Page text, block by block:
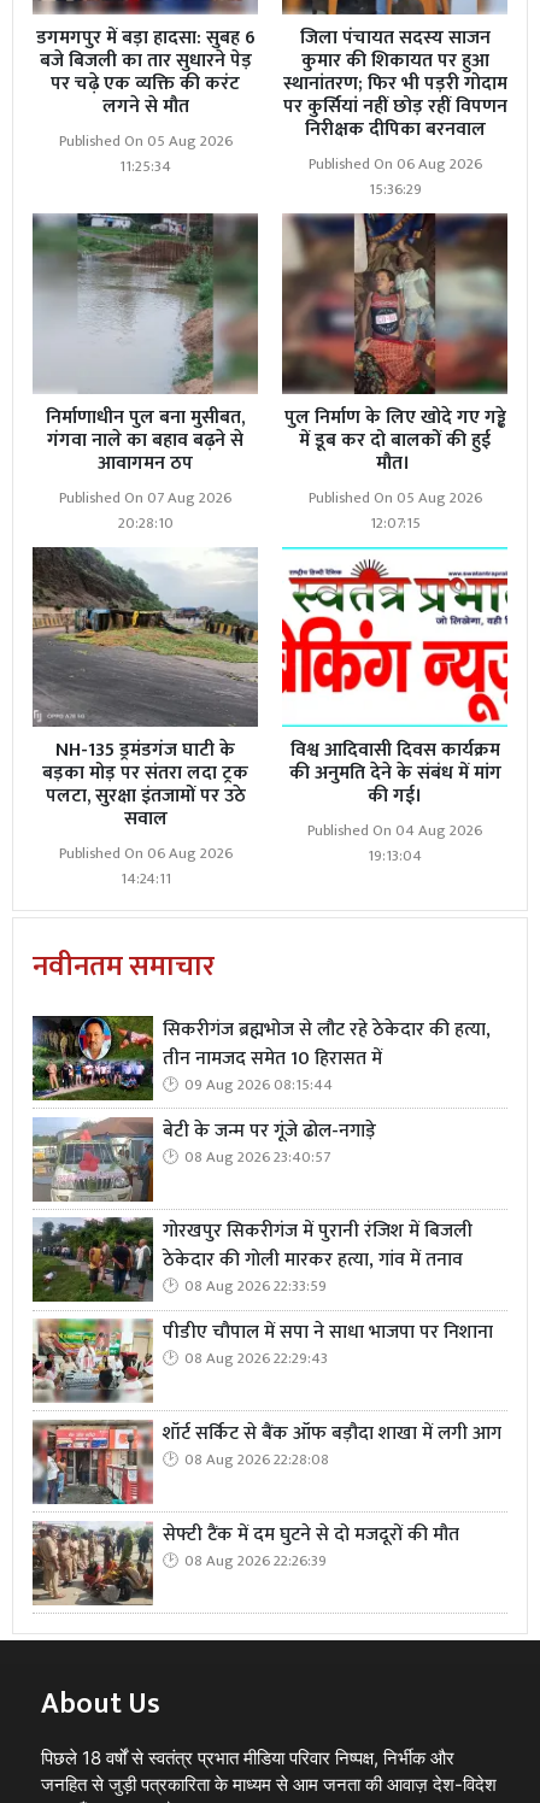
डगमगपुर में बड़ा हादसा: सुबह 6
बजे बिजली का तार सुधारने पेड़
पर चढ़े एक व्यक्ति की करंट
लगने से मौत
Published On 05 Aug 2026
11:25:34
जिला पंचायत सदस्य साजन
कुमार की शिकायत पर हुआ
स्थानांतरण; फिर भी पड़री गोदाम
पर कुर्सियां नहीं छोड़ रहीं विपणन
निरीक्षक दीपिका बरनवाल
Published On 06 Aug 2026
15:36:29
निर्माणाधीन पुल बना मुसीबत,
गंगवा नाले का बहाव बढ़ने से
आवागमन ठप
Published On 07 Aug 2026
20:28:10
पुल निर्माण के लिए खोदे गए गड्ढे
में डूब कर दो बालकों की हुई
मौत।
Published On 05 Aug 2026
12:07:15
NH-135 ड्रमंडगंज घाटी के
बड़का मोड़ पर संतरा लदा ट्रक
पलटा, सुरक्षा इंतजामों पर उठे
सवाल
Published On 06 Aug 2026
14:24:11
विश्व आदिवासी दिवस कार्यक्रम
की अनुमति देने के संबंध में मांग
की गई।
Published On 04 Aug 2026
19:13:04
नवीनतम समाचार
सिकरीगंज ब्रह्मभोज से लौट रहे ठेकेदार की हत्या,
तीन नामजद समेत 10 हिरासत में
09 Aug 2026 08:15:44
बेटी के जन्म पर गूंजे ढोल-नगाड़े
08 Aug 2026 23:40:57
गोरखपुर सिकरीगंज में पुरानी रंजिश में बिजली
ठेकेदार की गोली मारकर हत्या, गांव में तनाव
08 Aug 2026 22:33:59
पीडीए चौपाल में सपा ने साधा भाजपा पर निशाना
08 Aug 2026 22:29:43
शॉर्ट सर्किट से बैंक ऑफ बड़ौदा शाखा में लगी आग
08 Aug 2026 22:28:08
सेफ्टी टैंक में दम घुटने से दो मजदूरों की मौत
08 Aug 2026 22:26:39
About Us
पिछले 18 वर्षों से स्वतंत्र प्रभात मीडिया परिवार निष्पक्ष, निर्भीक और
जनहित से जुड़ी पत्रकारिता के माध्यम से आम जनता की आवाज़ देश-विदेश